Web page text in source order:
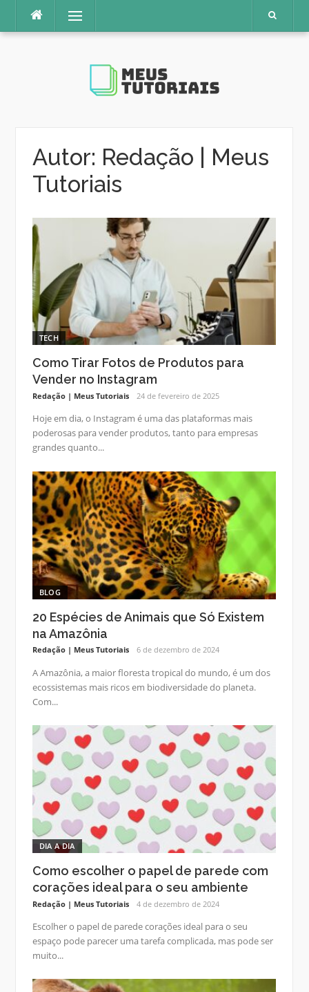
o
Menu
Autor: Redação | Meus
Tutoriais
TECH
Como Tirar Fotos de Produtos para
Vender no Instagram
Redação | Meus Tutoriais 24 de fevereiro de 2025
Hoje em dia, o Instagram é uma das plataformas mais
poderosas para vender produtos, tanto para empresas
grandes quanto...
BLOG
20 Espécies de Animais que Só Existem
na Amazônia
Redação | Meus Tutoriais 6 de dezembro de 2024
A Amazônia, a maior floresta tropical do mundo, é um dos
ecossistemas mais ricos em biodiversidade do planeta.
Com...
DIA A DIA
Como escolher o papel de parede com
corações ideal para o seu ambiente
Redação | Meus Tutoriais 4 de dezembro de 2024
Escolher o papel de parede corações ideal para o seu
espaço pode parecer uma tarefa complicada, mas pode ser
muito...